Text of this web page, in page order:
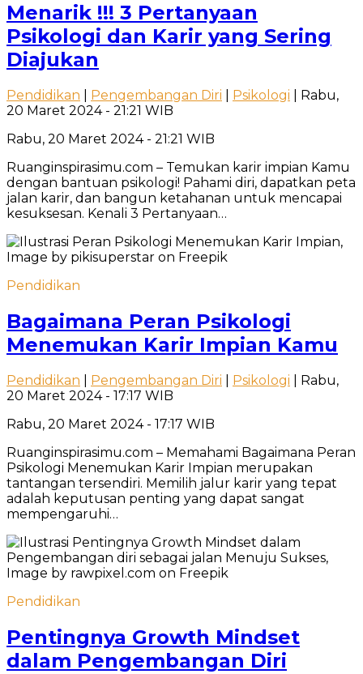
Menarik !!! 3 Pertanyaan
Psikologi dan Karir yang Sering
Diajukan
Pendidikan Pengembangan Diri Psikologi | Rabu,
20 Maret 2024 - 21:21 WIB
Rabu, 20 Maret 2024 - 21:21 WIB
Ruanginspirasimu.com – Temukan karir impian Kamu
dengan bantuan psikologi! Pahami diri, dapatkan peta
jalan karir, dan bangun ketahanan untuk mencapai
kesuksesan. Kenali 3 Pertanyaan…
Pendidikan
Bagaimana Peran Psikologi
Menemukan Karir Impian Kamu
Pendidikan Pengembangan Diri Psikologi | Rabu,
20 Maret 2024 - 17:17 WIB
Rabu, 20 Maret 2024 - 17:17 WIB
Ruanginspirasimu.com – Memahami Bagaimana Peran
Psikologi Menemukan Karir Impian merupakan
tantangan tersendiri. Memilih jalur karir yang tepat
adalah keputusan penting yang dapat sangat
mempengaruhi…
Pendidikan
Pentingnya Growth Mindset
dalam Pengembangan Diri